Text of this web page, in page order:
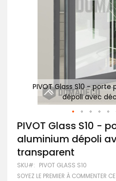
PIVOT Glass S10 -
dépoli avec
Passer
au
début
de
la
Galerie
d’images
PIVOT Glass S10 -
aluminium dépoli
transparent
SKU PIVOT GLASS S10
SOYEZ LE PREMIER À COMMENTER